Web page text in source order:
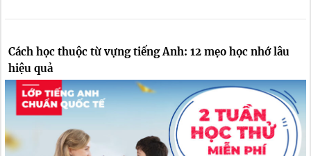
Cách học thuộc từ vựng tiếng Anh: 12 mẹo học nhớ lâu
hiệu quả